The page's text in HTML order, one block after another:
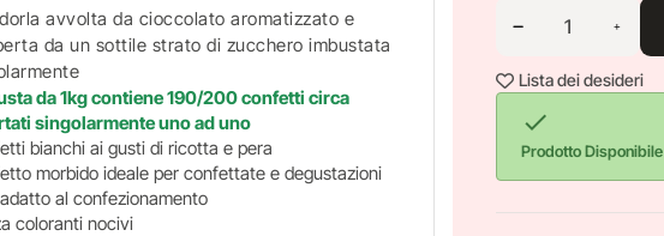
avvolta da cioccolato aromatizzato e
da un sottile strato di zucchero imbustata
da 1kg contiene 190/200 confetti circa
singolarmente uno ad uno
bianchi ai gusti di ricotta e pera
morbido ideale per confettate e degustazioni
al confezionamento
coloranti nocivi
Lista dei desideri

Prodotto Disponibile